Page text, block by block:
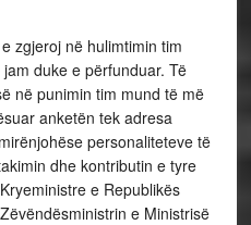
zgjeroj në hulimtimin tim
duke e përfunduar. Të
në punimin tim mund të më
anketën tek adresa
personaliteteve të
dhe kontributin e tyre
e Republikës
Zëvëndësministrin e Ministrisë